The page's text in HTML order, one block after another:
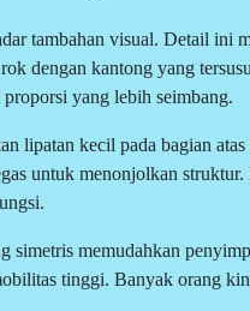
tambahan visual. Detail ini
rok dengan kantong yang
yang lebih seimbang.
lipatan kecil pada bagian
untuk menonjolkan
simetris memudahkan
tinggi. Banyak orang